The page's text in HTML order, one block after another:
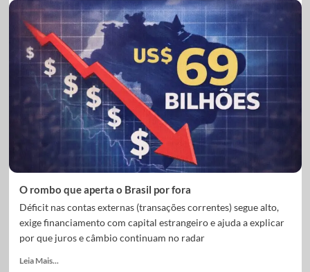
O rombo que aperta o Brasil por fora
Déficit nas contas externas (transações correntes) segue alto,
exige financiamento com capital estrangeiro e ajuda a explicar
por que juros e câmbio continuam no radar
Leia Mais...